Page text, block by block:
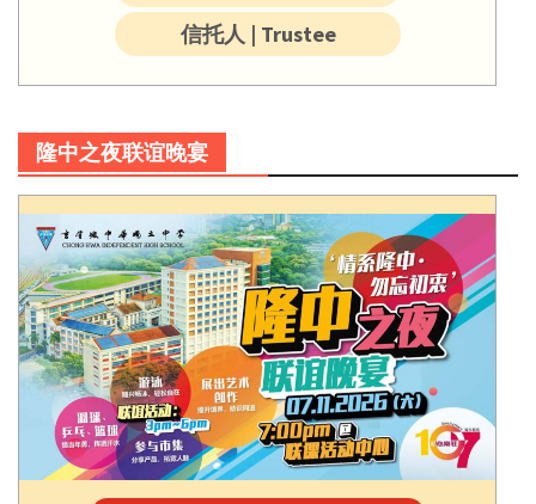
信托人 | Trustee
隆中之夜联谊晚宴